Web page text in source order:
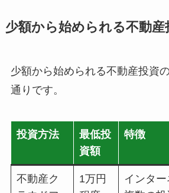
少額から始められる不動産
少額から始められる不動産投資
通りです。
投資方法
最低投
資額
特徴
不動産ク
1万円
インタ